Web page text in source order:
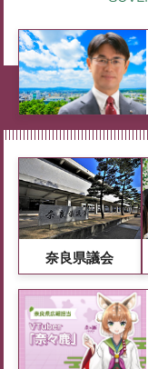
奈良県議会